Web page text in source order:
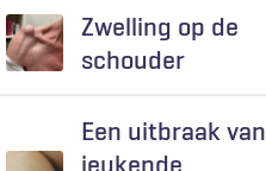
Zwelling op de
schouder
Een uitbraak van
jeukende